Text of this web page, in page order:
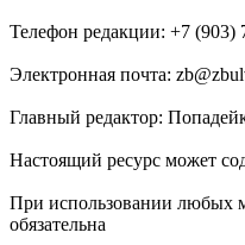
Телефон редакции: +7 (903)
Электронная почта:
Главный редактор:
Настоящий ресурс может
При использовании любых
обязательна